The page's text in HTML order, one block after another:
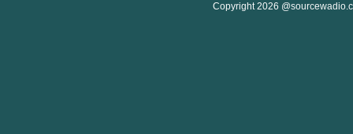
Copyright 2026